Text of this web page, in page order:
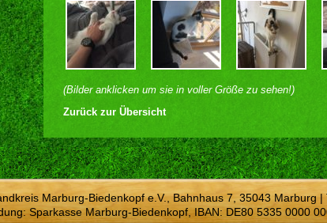
(Bilder anklicken um sie in voller Größe zu sehen!)
Zurück zur Übersicht
Marburg-Biedenkopf e.V., Bahnhaus 7, 35043 Marburg |
Sparkasse Marburg-Biedenkopf, IBAN: DE80 5335 0000